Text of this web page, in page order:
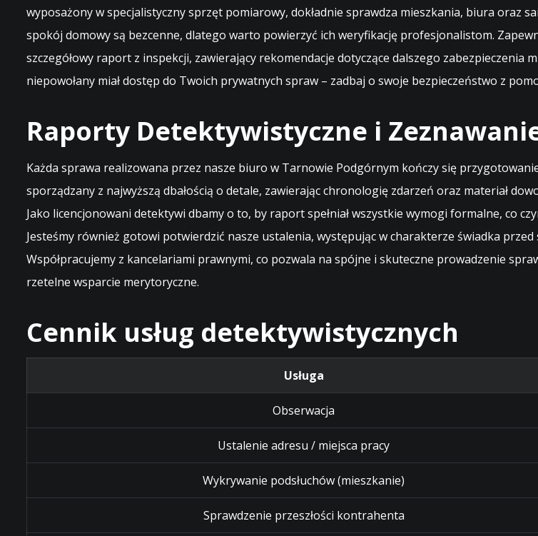
wyposażony w specjalistyczny sprzęt pomiarowy, dokładnie sprawdza mieszkania, biura oraz
spokój domowy są bezcenne, dlatego warto powierzyć ich weryfikację profesjonalistom.
szczegółowy raport z inspekcji, zawierający rekomendacje dotyczące dalszego
niepowołany miał dostęp do Twoich prywatnych spraw – zadbaj o swoje bezpieczeństwo z
Raporty Detektywistyczne i
Każda sprawa realizowana przez nasze biuro w Tarnowie Podgórnym kończy się
sporządzany z najwyższą dbałością o detale, zawierając chronologię zdarzeń oraz materiał
Jako licencjonowani detektywi dbamy o to, by raport spełniał wszystkie wymogi formalne, co
Jesteśmy również gotowi potwierdzić nasze ustalenia, występując w charakterze świadka
Współpracujemy z kancelariami prawnymi, co pozwala na spójne i skuteczne prowadzenie
rzetelne wsparcie merytoryczne.
Cennik usług detektywistycznych
Usługa
Obserwacja
Ustalenie adresu / miejsca pracy
Wykrywanie podsłuchów (mieszkanie)
Sprawdzenie przeszłości kontrahenta